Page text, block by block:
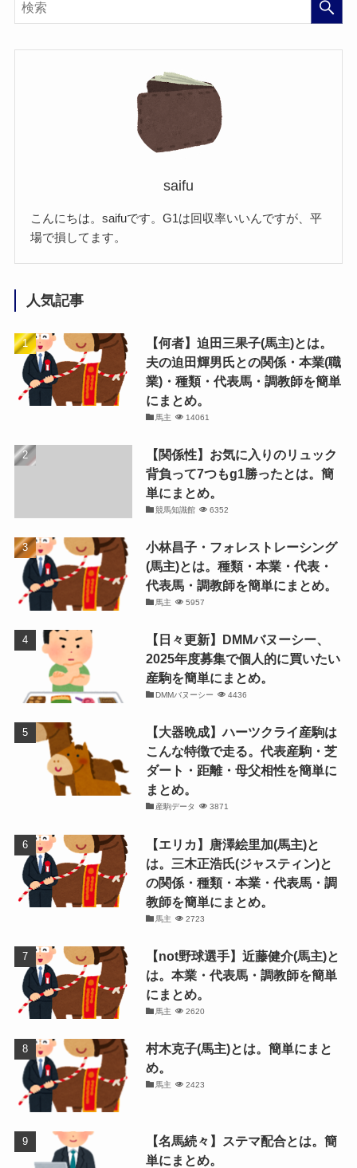
saifu
こんにちは。saifuです。G1は回収率いいんですが、平
場で損してます。
人気記事
【何者】迫田三果子(馬主)とは。
夫の迫田輝男氏との関係・本業(職
業)・種類・代表馬・調教師を簡単
にまとめ。
馬主 14061
【関係性】お気に入りのリュック
背負って7つもg1勝ったとは。簡
単にまとめ。
競馬知識館 6352
小林昌子・フォレストレーシング
(馬主)とは。種類・本業・代表・
代表馬・調教師を簡単にまとめ。
馬主 5957
【日々更新】DMMバヌーシー、
2025年度募集で個人的に買いたい
産駒を簡単にまとめ。
DMMバヌーシー 4436
【大器晩成】ハーツクライ産駒は
こんな特徴で走る。代表産駒・芝
ダート・距離・母父相性を簡単に
まとめ。
産駒データ 3871
【エリカ】唐澤絵里加(馬主)と
は。三木正浩氏(ジャスティン)と
の関係・種類・本業・代表馬・調
教師を簡単にまとめ。
馬主 2723
【not野球選手】近藤健介(馬主)と
は。本業・代表馬・調教師を簡単
にまとめ。
馬主 2620
村木克子(馬主)とは。簡単にまと
め。
馬主 2423
【名馬続々】ステマ配合とは。簡
単にまとめ。